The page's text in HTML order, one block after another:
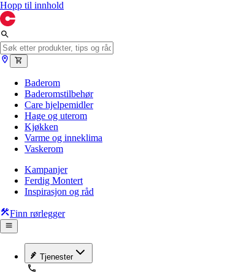
Hopp til innhold
Baderom
Baderomstilbehør
Care hjelpemidler
Hage og uterom
Kjøkken
Varme og inneklima
Vaskerom
Kampanjer
Ferdig Montert
Inspirasjon og råd
Finn rørlegger
Tjenester